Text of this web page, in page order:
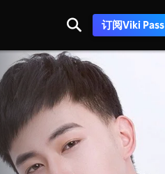
订阅Viki Pass